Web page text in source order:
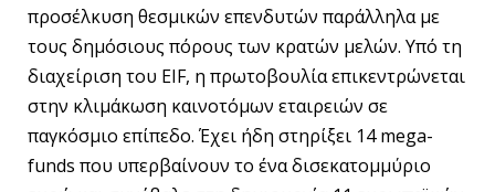
προσέλκυση θεσμικών επενδυτών παράλληλα με
τους δημόσιους πόρους των κρατών μελών. Υπό τη
διαχείριση του EIF, η πρωτοβουλία επικεντρώνεται
στην κλιμάκωση καινοτόμων εταιρειών σε
παγκόσμιο επίπεδο. Έχει ήδη στηρίξει 14 mega-
funds που υπερβαίνουν το ένα δισεκατομμύριο